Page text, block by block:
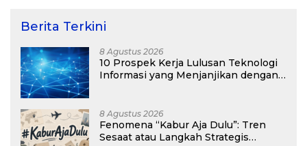
Berita Terkini
8 Agustus 2026
10 Prospek Kerja Lulusan Teknologi
Informasi yang Menjanjikan dengan
8 Agustus 2026
Fenomena “Kabur Aja Dulu”: Tren
Sesaat atau Langkah Strategis